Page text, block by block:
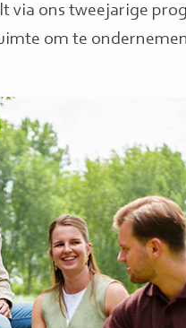
ons tweejarige
om te